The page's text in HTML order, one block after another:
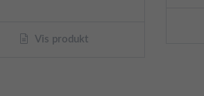
Vis produkt